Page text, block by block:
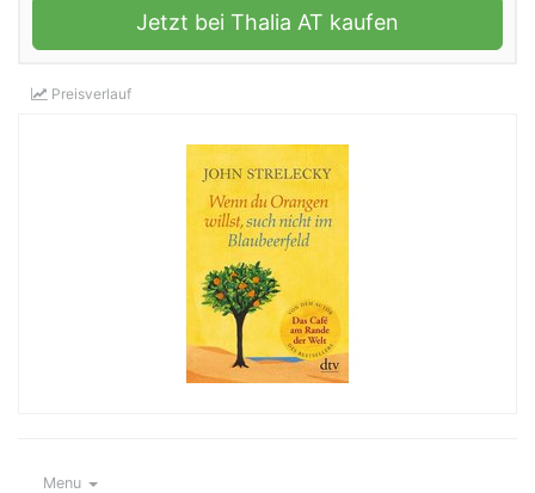
Jetzt bei Thalia AT kaufen
Preisverlauf
Menu